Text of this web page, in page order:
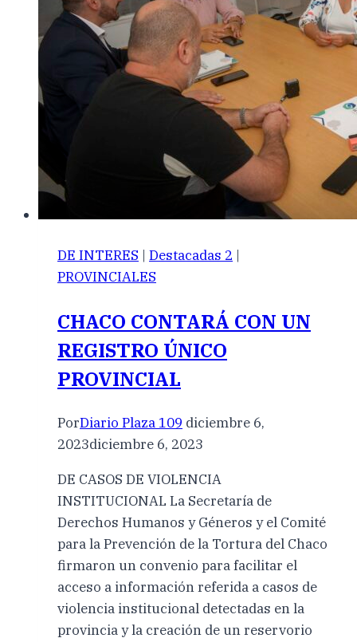
DE INTERES | Destacadas 2 |
PROVINCIALES
CHACO CONTARÁ CON UN
REGISTRO ÚNICO
PROVINCIAL
PorDiario Plaza 109 diciembre 6,
2023diciembre 6, 2023
DE CASOS DE VIOLENCIA
INSTITUCIONAL La Secretaría de
Derechos Humanos y Géneros y el Comité
para la Prevención de la Tortura del Chaco
firmaron un convenio para facilitar el
acceso a información referida a casos de
violencia institucional detectadas en la
provincia y la creación de un reservorio